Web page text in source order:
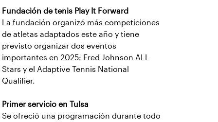
Fundación de tenis Play It Forward
La fundación organizó más competiciones
de atletas adaptados este año y tiene
previsto organizar dos eventos
importantes en 2025: Fred Johnson ALL
Stars y el Adaptive Tennis National
Qualifier.
Primer servicio en Tulsa
Se ofreció una programación durante todo